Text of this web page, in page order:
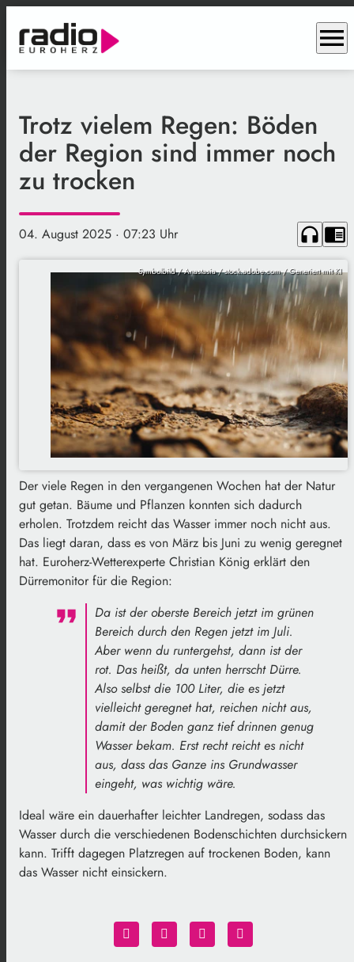
menu
Trotz vielem Regen: Böden
der Region sind immer noch
zu trocken
04. August 2025 · 07:23 Uhr headphones chrome_reader_mode
Symbolbild / Anastasia / stock.adobe.com / Generiert mit KI
Der viele Regen in den vergangenen Wochen hat der Natur
gut getan. Bäume und Pflanzen konnten sich dadurch
erholen. Trotzdem reicht das Wasser immer noch nicht aus.
Das liegt daran, dass es von März bis Juni zu wenig geregnet
hat. Euroherz-Wetterexperte Christian König erklärt den
Dürremonitor für die Region:
Da ist der oberste Bereich jetzt im grünen
Bereich durch den Regen jetzt im Juli.
Aber wenn du runtergehst, dann ist der
rot. Das heißt, da unten herrscht Dürre.
Also selbst die 100 Liter, die es jetzt
vielleicht geregnet hat, reichen nicht aus,
damit der Boden ganz tief drinnen genug
Wasser bekam. Erst recht reicht es nicht
aus, dass das Ganze ins Grundwasser
eingeht, was wichtig wäre.
Ideal wäre ein dauerhafter leichter Landregen, sodass das
Wasser durch die verschiedenen Bodenschichten durchsickern
kann. Trifft dagegen Platzregen auf trockenen Boden, kann
das Wasser nicht einsickern.